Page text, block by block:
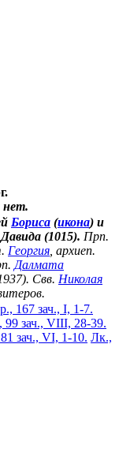
нет.
Бориса (икона) и
(1015). Прп.
Георгия , архиеп.
Далмата
Свв. Николая
167 зач., I, 1-7.
99 зач., VIII, 28-39.
зач., VI, 1-10. Лк.,